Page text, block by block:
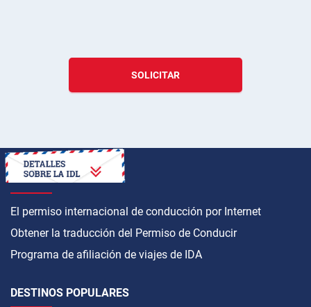
SOLICITAR
CÓMO OBTENER
El permiso internacional de conducción por Internet
Obtener la traducción del Permiso de Conducir
Programa de afiliación de viajes de IDA
DESTINOS POPULARES